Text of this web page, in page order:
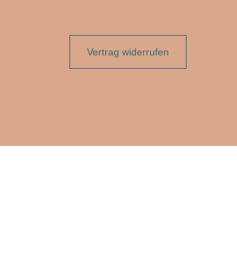
Vertrag widerrufen